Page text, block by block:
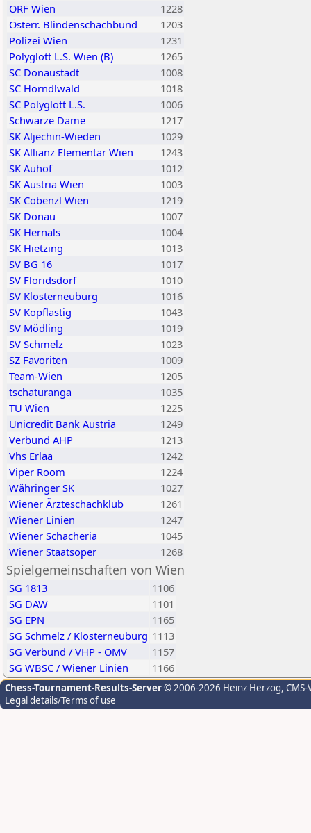
ORF Wien
1228
Österr. Blindenschachbund
1203
Polizei Wien
1231
Polyglott L.S. Wien (B)
1265
SC Donaustadt
1008
SC Hörndlwald
1018
SC Polyglott L.S.
1006
Schwarze Dame
1217
SK Aljechin-Wieden
1029
SK Allianz Elementar Wien
1243
SK Auhof
1012
SK Austria Wien
1003
SK Cobenzl Wien
1219
SK Donau
1007
SK Hernals
1004
SK Hietzing
1013
SV BG 16
1017
SV Floridsdorf
1010
SV Klosterneuburg
1016
SV Kopflastig
1043
SV Mödling
1019
SV Schmelz
1023
SZ Favoriten
1009
Team-Wien
1205
tschaturanga
1035
TU Wien
1225
Unicredit Bank Austria
1249
Verbund AHP
1213
Vhs Erlaa
1242
Viper Room
1224
Währinger SK
1027
Wiener Ärzteschachklub
1261
Wiener Linien
1247
Wiener Schacheria
1045
Wiener Staatsoper
1268
Spielgemeinschaften von Wien
SG 1813
1106
SG DAW
1101
SG EPN
1165
SG Schmelz / Klosterneuburg 1113
SG Verbund / VHP - OMV
1157
SG WBSC / Wiener Linien
1166
Chess-Tournament-Results-Server© 2006-2026 Heinz Herzog,
Legal details/Terms of use